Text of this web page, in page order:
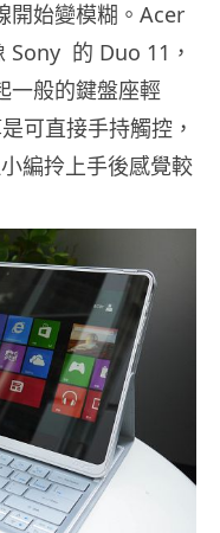
開始變模糊。Acer
的 Duo 11，
一般的鍵盤座輕
可直接手持觸控，
編拎上手後感覺較